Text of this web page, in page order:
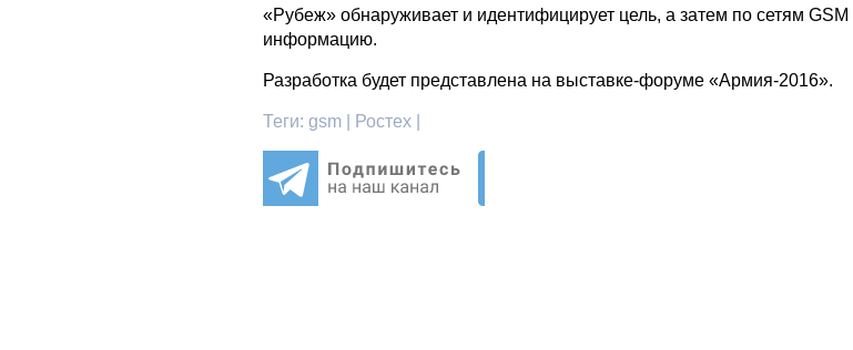
«Рубеж» обнаруживает и идентифицирует цель, а затем по сетям GSM
информацию.
Разработка будет представлена на выставке-форуме «Армия-2016».
Теги:gsm | Ростех |